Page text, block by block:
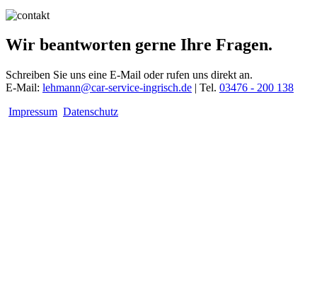
Wir beantworten gerne Ihre Fragen.
Schreiben Sie uns eine E-Mail oder rufen uns direkt an.
E-Mail: lehmann@car-service-ingrisch.de | Tel. 03476 - 200 138
Impressum Datenschutz